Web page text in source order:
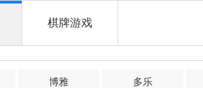
棋牌游戏
博雅 多乐